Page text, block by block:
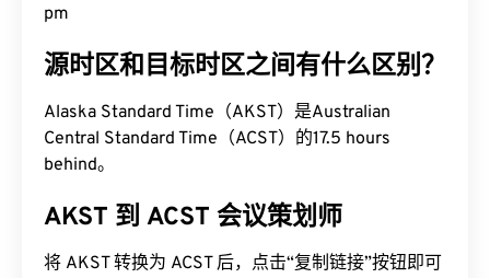
pm
源时区和目标时区之间有什么区别？
Alaska Standard Time（AKST）是Australian
Central Standard Time（ACST）的17.5 hours
behind。
AKST 到 ACST 会议策划师
将 AKST 转换为 ACST 后，点击“复制链接”按钮即可